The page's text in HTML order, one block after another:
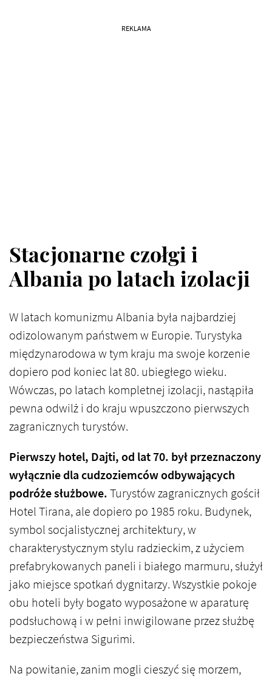
REKLAMA
Stacjonarne czołgi i
Albania po latach izolacji
W latach komunizmu Albania była najbardziej
odizolowanym państwem w Europie. Turystyka
międzynarodowa w tym kraju ma swoje korzenie
dopiero pod koniec lat 80. ubiegłego wieku.
Wówczas, po latach kompletnej izolacji, nastąpiła
pewna odwilż i do kraju wpuszczono pierwszych
zagranicznych turystów.
Pierwszy hotel, Dajti, od lat 70. był przeznaczony
wyłącznie dla cudzoziemców odbywających
podróże służbowe.Turystów zagranicznych gościł
Hotel Tirana, ale dopiero po 1985 roku. Budynek,
symbol socjalistycznej architektury, w
charakterystycznym stylu radzieckim, z użyciem
prefabrykowanych paneli i białego marmuru, służył
jako miejsce spotkań dygnitarzy. Wszystkie pokoje
obu hoteli były bogato wyposażone w aparaturę
podsłuchową i w pełni inwigilowane przez służbę
bezpieczeństwa Sigurimi.
Na powitanie, zanim mogli cieszyć się morzem,